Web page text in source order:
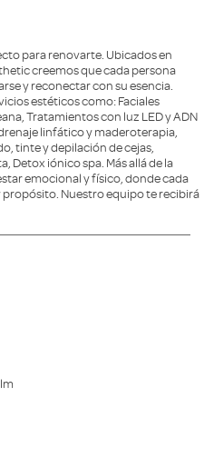
para renovarte. Ubicados en
creemos que cada persona
y reconectar con su esencia.
estéticos como: Faciales
Tratamientos con luz LED y ADN
linfático y maderoterapia,
tinte y depilación de cejas,
Detox iónico spa. Más allá de la
emocional y físico, donde cada
Nuestro equipo te recibirá